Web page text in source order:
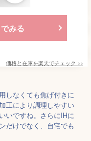
みる
価格と在庫を楽天でチェック >>
しなくても焦げ付きに
工により調理しやすい
いですね。さらにIHに
だけでなく、自宅でも